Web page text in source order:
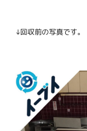
↓回収前の写真です。